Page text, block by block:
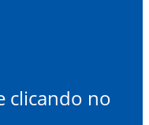
clicando no